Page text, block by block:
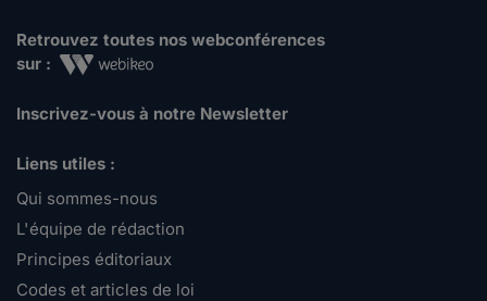
Retrouvez toutes nos webconférences
sur :
Inscrivez-vous à notre Newsletter
Liens utiles :
Qui sommes-nous
L'équipe de rédaction
Principes éditoriaux
Codes et articles de loi